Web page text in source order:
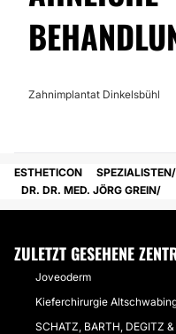
Zahnimplantat Dinkelsbühl
ESTHETICON SPEZIALISTEN
DR. DR. MED. JÖRG GREIN
ZULETZT GESEHENE
Joveoderm
Kieferchirurgie
SCHATZ, BARTH, DEGITZ &